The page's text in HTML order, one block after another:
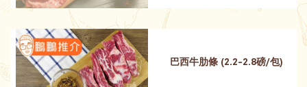
巴西牛肋條 (2.2-2.8磅/包)